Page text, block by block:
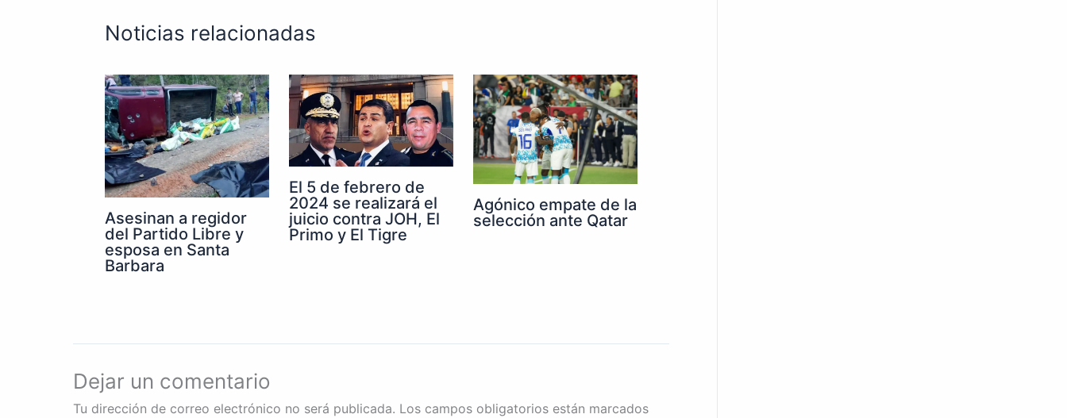
Noticias relacionadas
Asesinan a regidor
del Partido Libre y
esposa en Santa
Barbara
El 5 de febrero de
2024 se realizará el
juicio contra JOH, El
Primo y El Tigre
Agónico empate de la
selección ante Qatar
Dejar un comentario
Tu dirección de correo electrónico no será publicada. Los campos obligatorios están marcados